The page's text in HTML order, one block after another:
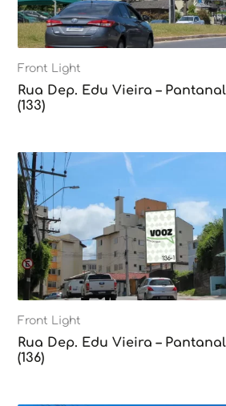
Front Light
Rua Dep. Edu Vieira –
(133)
Front Light
Rua Dep. Edu Vieira –
(136)